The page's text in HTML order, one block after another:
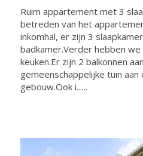
Ruim appartement met 3
betreden van het
inkomhal, er zijn 3
badkamer.Verder hebben
keuken.Er zijn 2 balkonnen
gemeenschappelijke tuin
gebouw.Ook i......